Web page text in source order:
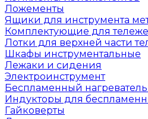
Ложементы
Ящики для инструмента
Комплектующие для
Лотки для верхней части
Шкафы инструментальные
Лежаки и сидения
Электроинструмент
Беспламенный нагреватель
Индукторы для
Гайковерты